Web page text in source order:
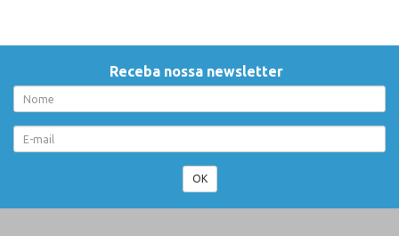
Receba nossa newsletter
OK